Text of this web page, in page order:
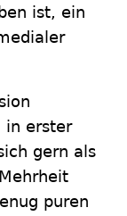
ist, ein
in erster
gern als
puren